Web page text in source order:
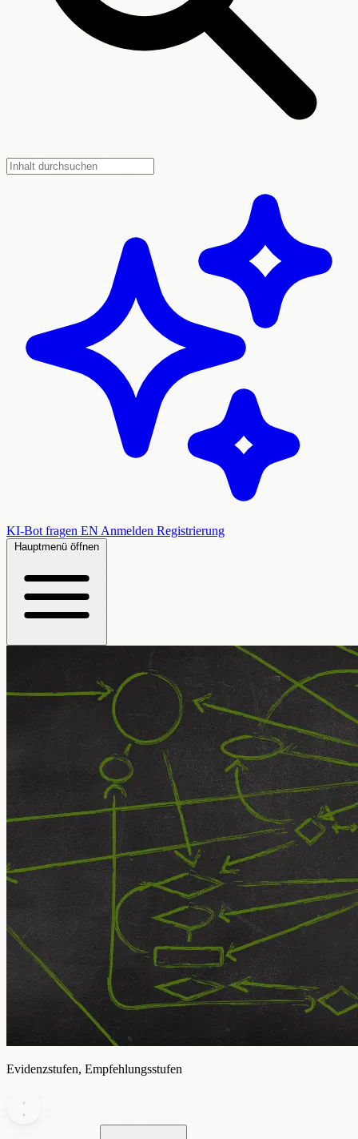
KI-Bot fragen EN Anmelden Registrierung
Hauptmenü öffnen
Evidenzstufen, Empfehlungsstufen